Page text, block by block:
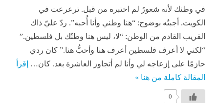
في وطنك لأنه شعورٌ لم اختبره من قبل. ترعرعت في
الكويت. أجبتُه بوضوح: “هنا وطني وأنا أُحبه”. ردّ عليّ ذاك
القريب القادم من الوطن: “لا، ليس هنا وطنُك بل فلسطين.”
“لكني لا أعرف فلسطين أعرف هنا وأحبُّ هنا.” كان ردي
حازمًا على إزعاجه لي وأنا لم أتجاوز العاشرة بعد. كان… إقرأ
المقالة كاملة من هنا »
0